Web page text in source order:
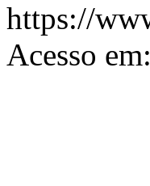
https://
Acesso